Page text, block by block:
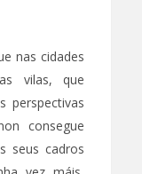
nas cidades
vilas, que
perspectivas
consegue
seus cadros